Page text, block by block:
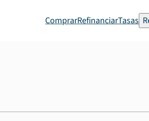
ComprarRefinanciarTasas